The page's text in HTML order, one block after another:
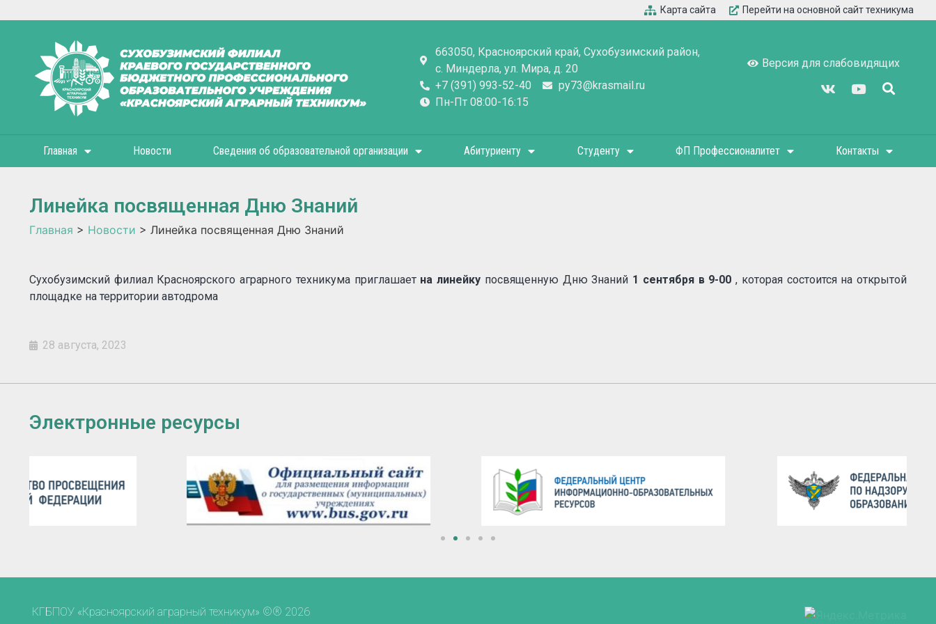
Карта сайта Перейти на основной сайт техникума
663050, Красноярский край, Сухобузимский район,
с. Миндерла, ул. Мира, д. 20
+7 (391) 993-52-40
py73@krasmail.ru
Пн-Пт 08:00-16:15
Версия для слабовидящих
Главная Новости Сведения об образовательной организации Абитуриенту Студенту ФП Профессионалитет Контакты
Линейка посвященная Дню Знаний
Главная > Новости > Линейка посвященная Дню Знаний
Сухобузимский филиал Красноярского аграрного техникума приглашает на линейку посвященную Дню Знаний 1 сентября в 9-00 , которая состоится на открытой
площадке на территории автодрома
28 августа, 2023
Электронные ресурсы
КГБПОУ «Красноярский аграрный техникум» ©® 2026